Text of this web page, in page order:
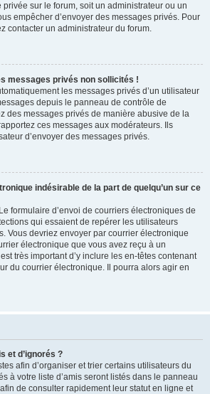
sur le forum, soit un administrateur ou un
empêcher d’envoyer des messages privés. Pour
contacter un administrateur du forum.
messages privés non sollicités !
les messages privés d’un utilisateur
depuis le panneau de contrôle de
des messages privés de manière abusive de la
ces messages aux modérateurs. Ils
d’envoyer des messages privés.
indésirable de la part de quelqu’un sur ce
formulaire d’envoi de courriers électroniques de
qui essaient de repérer les utilisateurs
Vous devriez envoyer par courrier électronique
électronique que vous avez reçu à un
très important d’y inclure les en-têtes contenant
du courrier électronique. Il pourra alors agir en
et d’ignorés ?
afin d’organiser et trier certains utilisateurs du
à votre liste d’amis seront listés dans le panneau
de consulter rapidement leur statut en ligne et